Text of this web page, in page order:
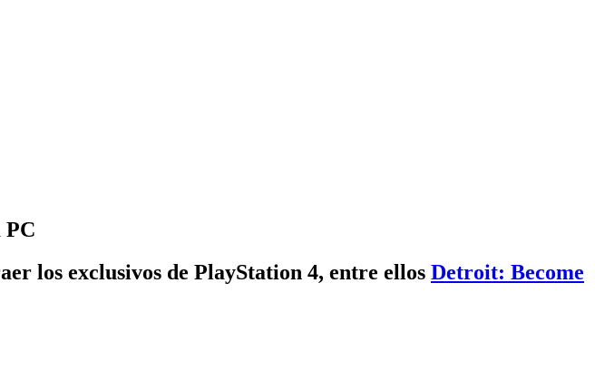
PC
los exclusivos de PlayStation 4, entre ellos Detroit: Become